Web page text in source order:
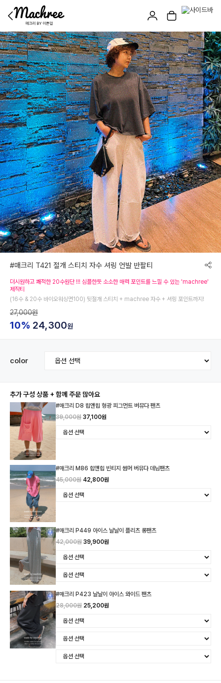
#매크리 T421 절개 스티치 자수 셔링 언발 반팔티
더시원하고 쾌적한 20수원단 !!! 심플한듯 소소한 매력 포인트를 느낄 수 있는 'machree'
제작티
(16수 & 20수 바이오워싱면100) 뒷절개 스티치 + machree 자수 + 셔링 포인트까지!
27,000원
10% 24,300원
color
추가 구성 상품 + 함께 주문 많아요
#매크리 D8 힙앤힙 형광 피그먼트 버뮤다 팬츠
39,000원 37,100원
#매크리 M86 힙앤힙 빈티지 썸머 버뮤다 데님팬츠
45,000원 42,800원
#매크리 P449 아이스 날날이 플리츠 롱팬츠
42,000원 39,900원
#매크리 P423 날날이 아이스 와이드 팬츠
28,000원 25,200원